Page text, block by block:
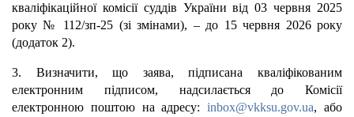
кваліфікаційної комісії суддів України від 03 червня 2025
року № 112/зп-25 (зі змінами), – до 15 червня 2026 року
(додаток 2).
3. Визначити, що заява, підписана кваліфікованим
електронним підписом, надсилається до Комісії
електронною поштою на адресу:inbox@vkksu.gov.ua, або